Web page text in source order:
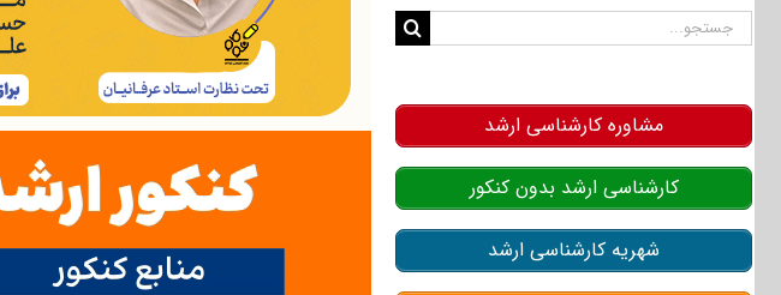
جستجو
مشاوره کارشناسی ارشد
کارشناسی ارشد بدون کنکور
شهریه کارشناسی ارشد